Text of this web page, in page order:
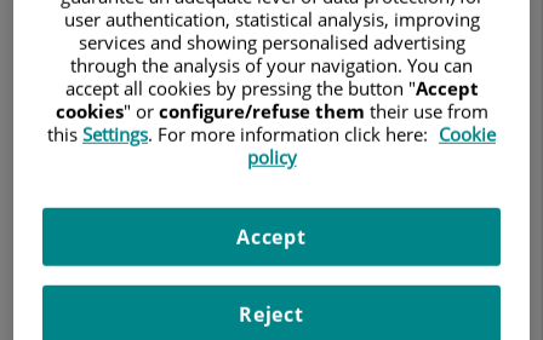
20 de febrero de 2026
HOSPITAL QUIRÓNSALUD SAN JOSÉ NEUROLOGÍA
La ciencia demuestra que el cerebro se cuida con hábitos,
no con modas, que pequeños cambios sostenidos en el
tiempo tienen gran impacto y que nunca es tarde para
empezar a cuidar tu cerebro, asegura la Dra. Lucía Vidorreta.
En los últimos años proliferan en internetanuncios con
promesas de suplementos "para la memoria"
una encuesta de la OCU de 2021, 4 de cada 10 españoles los
user authentication, statistical analysis, improving
services and showing personalised advertising
through the analysis of your navigation. You can
accept all cookies by pressing the button "Accept
cookies" or configure/refuse them their use from
this Settings. For more information click here: Cookie
policy
Reject
Accept